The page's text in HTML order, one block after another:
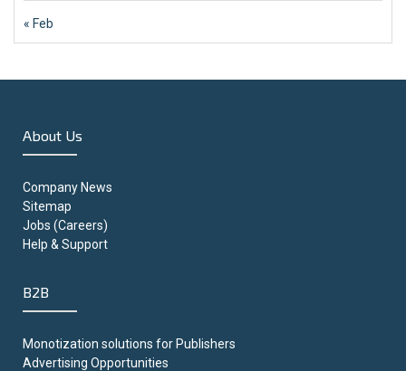
« Feb
About Us
Company News
Sitemap
Jobs (Careers)
Help & Support
B2B
Monotization solutions for Publishers
Advertising Opportunities